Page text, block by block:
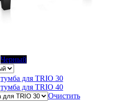
Черный
тумба для TRIO 30
тумба для TRIO 40
Очистить